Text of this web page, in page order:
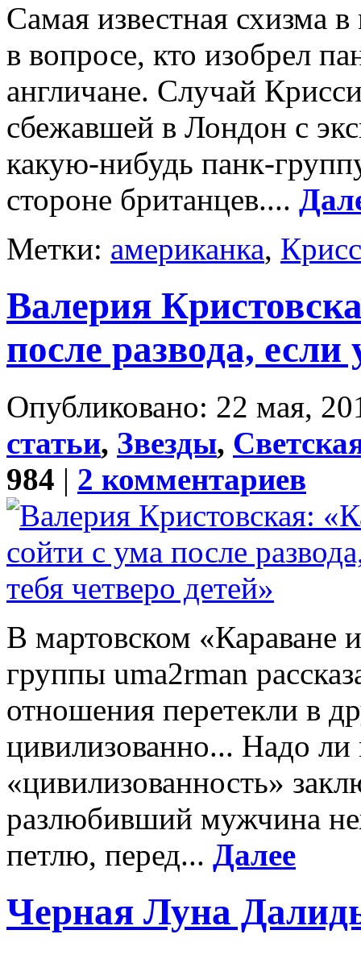
Самая известная схизма
в вопросе, кто изобрел
англичане. Случай
сбежавшей в Лондон с
какую-нибудь панк-
стороне британцев....
Метки: американка,
Валерия
после развода, если
Опубликовано: 22 мая,
статьи, Звезды,
984 | 2 комментариев
В мартовском «Караване
группы uma2rman
отношения перетекли в
цивилизованно... Надо ли
«цивилизованность»
разлюбивший мужчина
петлю, перед... Далее
Черная Луна